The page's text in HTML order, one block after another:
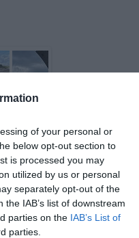
of your personal or
below opt-out section to
is processed you may
utilized by us or personal
separately opt-out of the
IAB’s list of downstream
parties on the IAB’s List of
parties.